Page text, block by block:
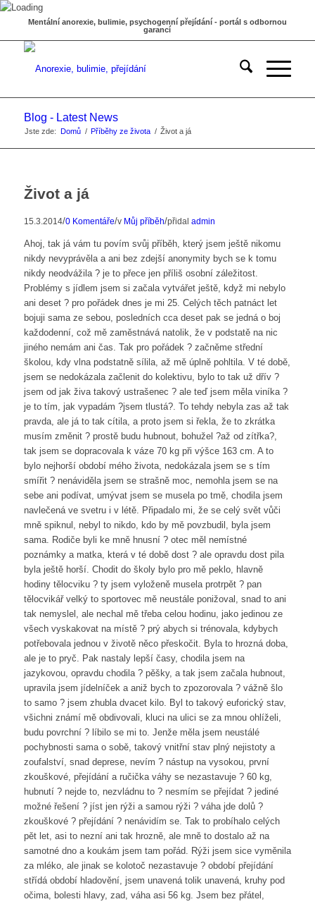
Mentální anorexie, bulimie, psychogenní přejídání - portál s odbornou
garancí
Blog - Latest News
Jste zde: Domů / Příběhy ze života / Život a já
Život a já
15.3.2014/0 Komentáře/v Můj příběh/přidal admin
Ahoj, tak já vám tu povím svůj příběh, který jsem ještě nikomu
nikdy nevyprávěla a ani bez zdejší anonymity bych se k tomu
nikdy neodvážila ? je to přece jen příliš osobní záležitost.
Problémy s jídlem jsem si začala vytvářet ještě, když mi nebylo
ani deset ? pro pořádek dnes je mi 25. Celých těch patnáct let
bojuji sama ze sebou, posledních cca deset pak se jedná o boj
každodenní, což mě zaměstnává natolik, že v podstatě na nic
jiného nemám ani čas. Tak pro pořádek ? začněme střední
školou, kdy vlna podstatně sílila, až mě úplně pohltila. V té době,
jsem se nedokázala začlenit do kolektivu, bylo to tak už dřív ?
jsem od jak živa takový ustrašenec ? ale teď jsem měla viníka ?
je to tím, jak vypadám ?jsem tlustá?. To tehdy nebyla zas až tak
pravda, ale já to tak cítila, a proto jsem si řekla, že to zkrátka
musím změnit ? prostě budu hubnout, bohužel ?až od zítřka?,
tak jsem se dopracovala k váze 70 kg při výšce 163 cm. A to
bylo nejhorší období mého života, nedokázala jsem se s tím
smířit ? nenáviděla jsem se strašně moc, nemohla jsem se na
sebe ani podívat, umývat jsem se musela po tmě, chodila jsem
navlečená ve svetru i v létě. Připadalo mi, že se celý svět vůči
mně spiknul, nebyl to nikdo, kdo by mě povzbudil, byla jsem
sama. Rodiče byli ke mně hnusní ? otec měl nemístné
poznámky a matka, která v té době dost ? ale opravdu dost pila
byla ještě horší. Chodit do školy bylo pro mě peklo, hlavně
hodiny tělocviku ? ty jsem vyloženě musela protrpět ? pan
tělocvikář velký to sportovec mě neustále ponižoval, snad to ani
tak nemyslel, ale nechal mě třeba celou hodinu, jako jedinou ze
všech vyskakovat na místě ? prý abych si trénovala, kdybych
potřebovala jednou v životě něco přeskočit. Byla to hrozná doba,
ale je to pryč. Pak nastaly lepší časy, chodila jsem na
jazykovou, opravdu chodila ? pěšky, a tak jsem začala hubnout,
upravila jsem jídelníček a aniž bych to zpozorovala ? vážně šlo
to samo ? jsem zhubla dvacet kilo. Byl to takový euforický stav,
všichni známí mě obdivovali, kluci na ulici se za mnou ohlíželi,
budu povrchní ? líbilo se mi to. Jenže měla jsem neustálé
pochybnosti sama o sobě, takový vnitřní stav plný nejistoty a
zoufalství, snad deprese, nevím ? nástup na vysokou, první
zkouškové, přejídání a ručička váhy se nezastavuje ? 60 kg,
hubnutí ? nejde to, nezvládnu to ? nesmím se přejídat ? jediné
možné řešení ? jíst jen rýži a samou rýži ? váha jde dolů ?
zkouškové ? přejídání ? nenávidím se. Tak to probíhalo celých
pět let, asi to nezní ani tak hrozně, ale mně to dostalo až na
samotné dno a koukám jsem tam pořád. Rýži jsem sice vyměnila
za mléko, ale jinak se kolotoč nezastavuje ? období přejídání
střídá období hladovění, jsem unavená tolik unavená, kruhy pod
očima, bolesti hlavy, zad, váha asi 56 kg. Jsem bez přátel,